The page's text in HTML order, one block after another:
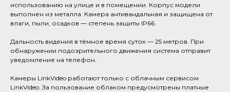
использованию на улице и в помещении. Корпус модели
выполнен из металла. Камера антивандальная и защищена от
влаги, пыли, осадков — степень защиты IP66.
Дальность видения в тёмное время суток — 25 метров. При
обнаружении подозрительного движения система отправит
уведомление на телефон.
Камеры LinkVideo работают только с облачным сервисом
LinkVideo. За пользование облаком предусмотрены платные